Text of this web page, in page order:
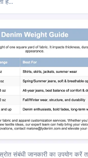
संबंधी जानकारी का उपयोग करें